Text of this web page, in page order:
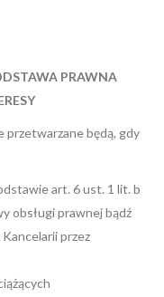
PRAWNA
przetwarzane będą, gdy
art. 6 ust. 1 lit. b
obsługi prawnej bądź
przez